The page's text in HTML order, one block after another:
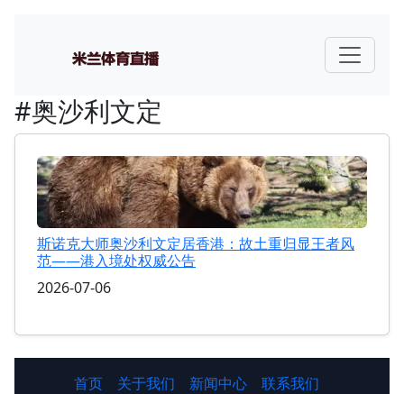
#奥沙利文定
斯诺克大师奥沙利文定居香港：故土重归显王者风
范——港入境处权威公告
2026-07-06
首页 关于我们 新闻中心
联系我们